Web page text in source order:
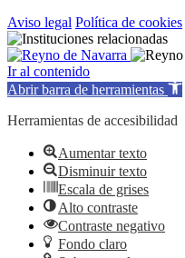
Aviso legal Política de cookies
Ir al contenido
Abrir barra de herramientas
Herramientas de accesibilidad
Aumentar texto
Disminuir texto
Escala de grises
Alto contraste
Contraste negativo
Fondo claro